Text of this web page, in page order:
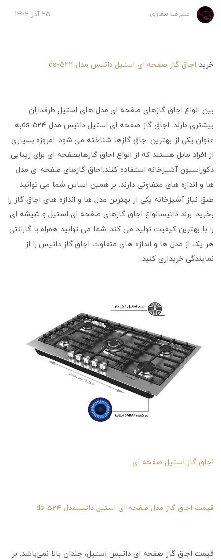
علیرضا مغاری 25 آذر 1402
خرید اجاق گاز صفحه ای استیل داتیس مدل ds-524
بین انواع اجاق گازهای صفحه ‌ای مدل‌ های استیل طرفداران
بیشتری دارند. اجاق گاز صفحه ای استیل داتیس مدل ds-524به
عنوان یکی از بهترین اجاق گازها شناخته می ‌شود. امروزه بسیاری
از افراد مایل هستند که از انواع اجاق گازهایصفحه ‌ای برای زیبایی
دکوراسیون آشپزخانه استفاده کنند.اجاق گازهای صفحه ‌ای مدل‌
ها و اندازه ‌های متفاوتی دارند. بر همین اساس شما می ‌توانید
طبق نیاز آشپزخانه یکی از بهترین مدل ‌ها و اندازه ‌های اجاق گاز را
بخرید. برند داتیسانواع اجاق گازهای صفحه ‌ای استیل و شیشه ‌ای
را با بهترین کیفیت تولید می ‌کند. شما می ‌توانید همراه با گارانتی
هر یک از مدل‌ ها و اندازه‌ های متفاوت اجاق گاز داتیس را از
نمایندگی خریداری کنید.
اجاق گاز استیل صفحه ای
قیمت اجاق گاز مدل صفحه ای استیل داتیسمدل ds-524
قیمت اجاق گاز صفحه ‌ای داتیس استیل، چندان بالا نمی‌باشد. بر